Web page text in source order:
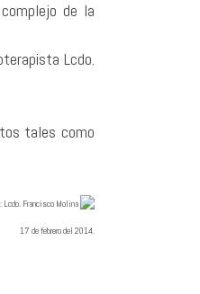
de la
Lcdo.
tales como
Lcdo. Francisco Molina
17 de febrero del 2014.